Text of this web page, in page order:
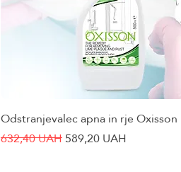
Hiter ogled
Odstranjevalec apna in rje Oxisson
Redna cena
632,40 UAHCena na razprodaji
589,20 UAH